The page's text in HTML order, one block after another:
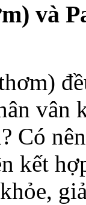
và
Có
kết